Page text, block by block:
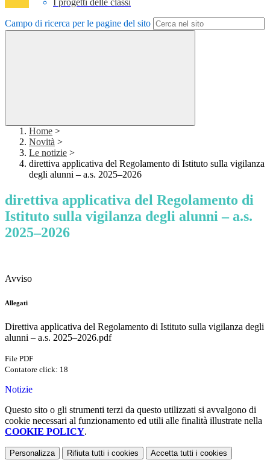
I progetti delle classi
Campo di ricerca per le pagine del sito
Home >
Novità >
Le notizie >
direttiva applicativa del Regolamento di Istituto sulla vigilanza
degli alunni – a.s. 2025–2026
direttiva applicativa del Regolamento di
Istituto sulla vigilanza degli alunni – a.s.
2025–2026
Avviso
Allegati
Direttiva applicativa del Regolamento di Istituto sulla vigilanza degli
alunni – a.s. 2025–2026.pdf
File PDF
Contatore click: 18
Notizie
Questo sito o gli strumenti terzi da questo utilizzati si avvalgono di
cookie necessari al funzionamento ed utili alle finalità illustrate nella
COOKIE POLICY.
Personalizza Rifiuta tutti i cookies Accetta tutti i cookies